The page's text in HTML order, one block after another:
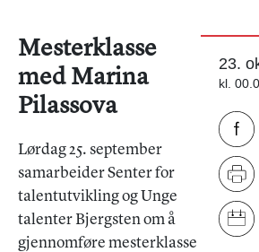
Mesterklasse
med Marina
Pilassova
Lørdag 25. september
samarbeider Senter for
talentutvikling og Unge
talenter Bjergsten om å
gjennomføre mesterklasse
23.
kl.